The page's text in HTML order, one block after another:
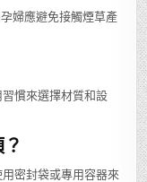
婦應避免接觸煙草產
慣來選擇材質和設
密封袋或專用容器來